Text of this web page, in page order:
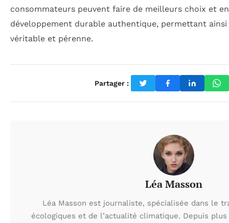
consommateurs peuvent faire de meilleurs choix et
développement durable authentique, permettant
véritable et pérenne.
Partager :
Léa Masson
Léa Masson est journaliste, spécialisée dans le
écologiques et de l’actualité climatique. Depuis